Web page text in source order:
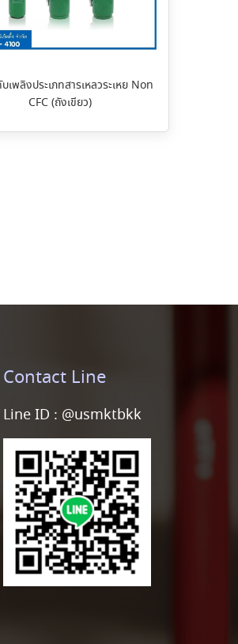
เพลิงประเภทสารเหลวระเหย Non
CFC (ถังเขียว)
Contact Line
Line ID : @usmktbkk